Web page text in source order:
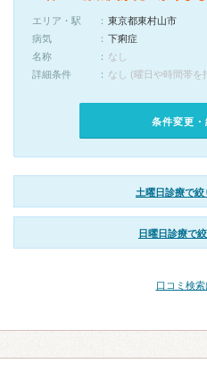
エリア・駅
東京都東村山市
病気
下痢症
名称
なし
詳細条件
なし (曜日や時間帯を
条件変更
土曜日診療で
日曜日診療で
口コミ検